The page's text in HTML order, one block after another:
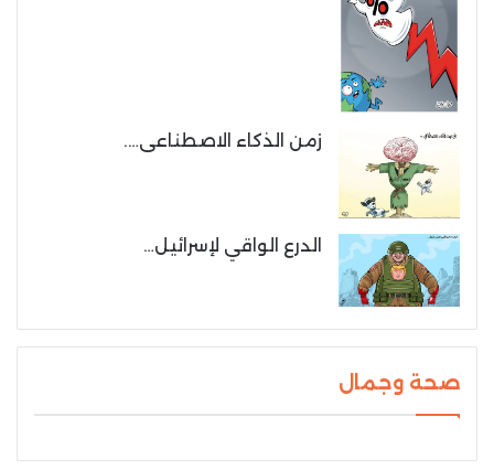
زمن الذكاء الاصطناعى….
الدرع الواقي لإسرائيل…
صحة وجمال